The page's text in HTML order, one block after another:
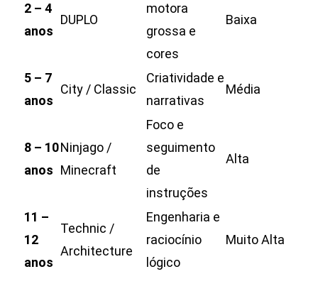
2 – 4
anos
DUPLO
motora
grossa e
cores
Baixa
5 – 7
anos
City / Classic
Criatividade e
narrativas
Média
8 – 10
anos
Ninjago /
Minecraft
Foco e
seguimento
de
instruções
Alta
11 –
12
anos
Technic /
Architecture
Engenharia e
raciocínio
lógico
Muito Alta